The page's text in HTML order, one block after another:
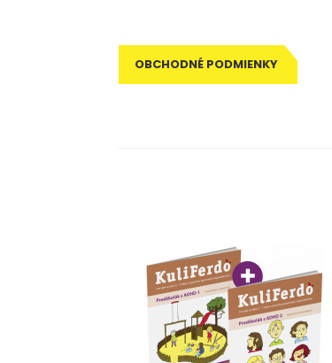
OBCHODNÉ PODMIENKY